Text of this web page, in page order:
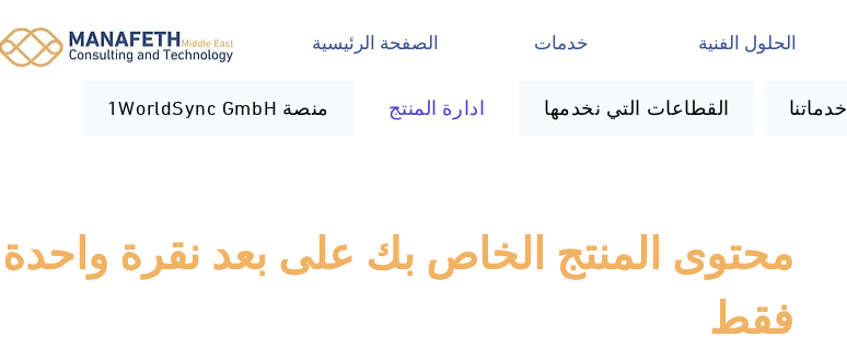
الصفحة الرئيسية خدمات الحلول الفنية
1WorldSync GmbH منصة ادارة المنتج القطاعات التي نخدمها خدماتنا
محتوى المنتج الخاص بك على بعد نقرة واحدة
فقط